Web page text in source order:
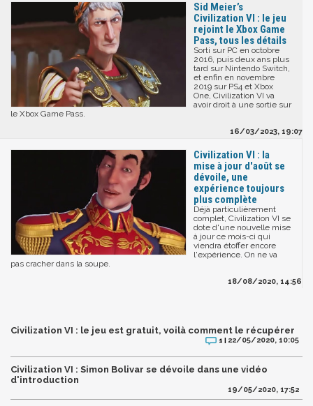
Sid Meier’s
Civilization VI : le jeu
rejoint le Xbox Game
Pass, tous les détails
Sorti sur PC en octobre
2016, puis deux ans plus
tard sur Nintendo Switch,
et enfin en novembre
2019 sur PS4 et Xbox
One, Civilization VI va
avoir droit à une sortie sur
le Xbox Game Pass.
16/03/2023, 19:07
Civilization VI : la
mise à jour d'août se
dévoile, une
expérience toujours
plus complète
Déjà particulièrement
complet, Civilization VI se
dote d'une nouvelle mise
à jour ce mois-ci qui
viendra étoffer encore
l'expérience. On ne va
pas cracher dans la soupe.
18/08/2020, 14:56
Civilization VI : le jeu est gratuit, voilà comment le récupérer
1 | 22/05/2020, 10:05
Civilization VI : Simon Bolivar se dévoile dans une vidéo
d'introduction
19/05/2020, 17:52